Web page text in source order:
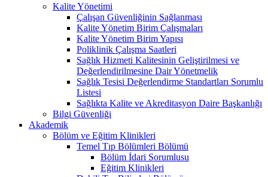
Kalite Yönetimi
Çalışan Güvenliğinin Sağlanması
Kalite Yönetim Birim Çalışmaları
Kalite Yönetim Birim Yapısı
Poliklinik Çalışma Saatleri
Sağlık Hizmeti Kalitesinin Geliştirilmesi ve
Değerlendirilmesine Dair Yönetmelik
Sağlık Tesisi Değerlendirme Standartları Sorumlu
Listesi
Sağlıkta Kalite ve Akreditasyon Daire Başkanlığı
Bilgi Güvenliği
Akademik
Bölüm ve Eğitim Klinikleri
Temel Tıp Bölümleri Bölümü
Bölüm İdari Sorumlusu
Eğitim Klinikleri